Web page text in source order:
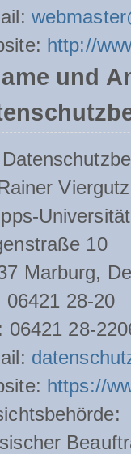
http://
und
Viergutz
10
Marburg,
06421 28-20
06421 28-
https://